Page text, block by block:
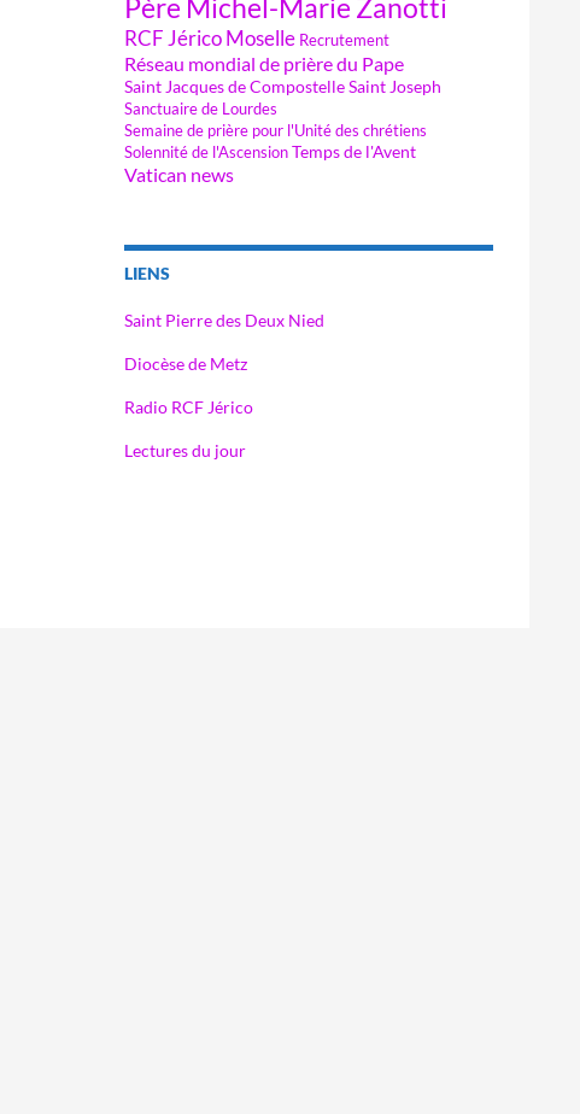
Père Michel-Marie Zanotti
RCF Jérico Moselle Recrutement
Réseau mondial de prière du Pape
Saint Jacques de CompostelleSaint Joseph
Sanctuaire de Lourdes
Semaine de prière pour l'Unité des chrétiens
Solennité de l'AscensionTemps de l'Avent
Vatican news
LIENS
Saint Pierre des Deux Nied
Diocèse de Metz
Radio RCF Jérico
Lectures du jour